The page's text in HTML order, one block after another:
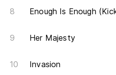
Enough Is Enough
Her Majesty
Invasion